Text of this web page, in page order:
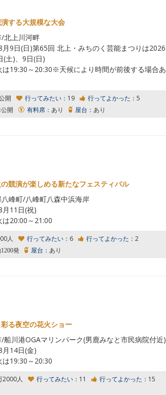
する大規模な大会
北上川河畔
月9日(日)第65回 北上・みちのく芸能まつりは2026
(土)、9日(日)
は19:30～20:30※天候により時間が前後する場合あ
開 行ってみたい： 19 行ってよかった： 5
開 有料席： あり 屋台： あり
競演が楽しめる新たなフェスティバル
峰町/八峰町八森中浜海岸
月11日(祝)
は20:00～21:00
人 行ってみたい： 6 行ってよかった： 2
発 屋台： あり
る夜空の花火ショー
船川港OGAマリンパーク(男鹿みなと市民病院付近)
月14日(金)
は19:30～20:30
2000人 行ってみたい： 11 行ってよかった： 15